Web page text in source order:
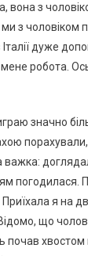
з
з чоловіком
дуже
робота.
значно
я на
що
почав